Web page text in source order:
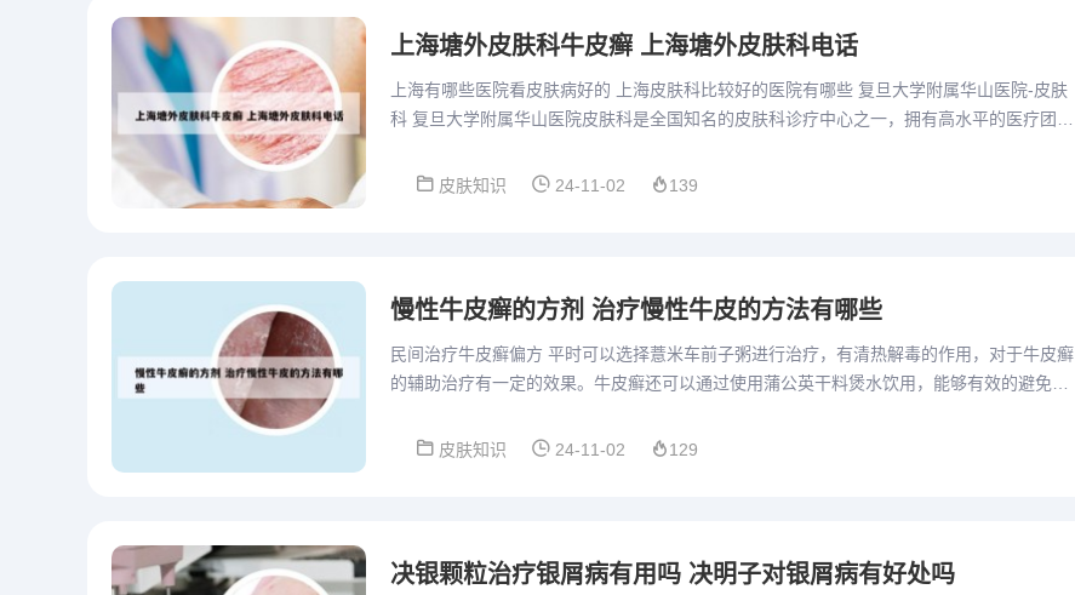
上海塘外皮肤科牛皮癣 上海塘外皮肤科电话
上海有哪些医院看皮肤病好的 上海皮肤科比较好的医院有哪些 复旦大学附属华山医院-皮肤
科 复旦大学附属华山医院皮肤科是全国知名的皮肤科诊疗中心之一，拥有高水平的医疗团队
皮肤知识
24-11-02 139
慢性牛皮癣的方剂 治疗慢性牛皮的方法有哪些
民间治疗牛皮癣偏方 平时可以选择薏米车前子粥进行治疗，有清热解毒的作用，对于牛皮癣
的辅助治疗有一定的效果。牛皮癣还可以通过使用蒲公英干料煲水饮用，能够有效的避免出
皮肤知识
24-11-02 129
决银颗粒治疗银屑病有用吗 决明子对银屑病有好处吗